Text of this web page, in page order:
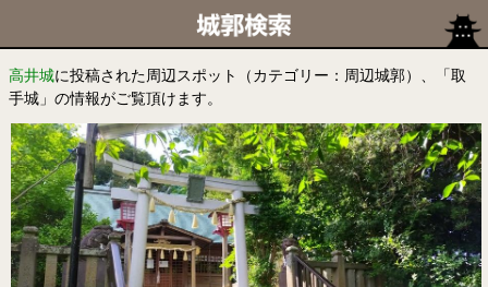
高井城に投稿された周辺スポット（カテゴリー：周辺城郭）、「取
手城」の情報がご覧頂けます。